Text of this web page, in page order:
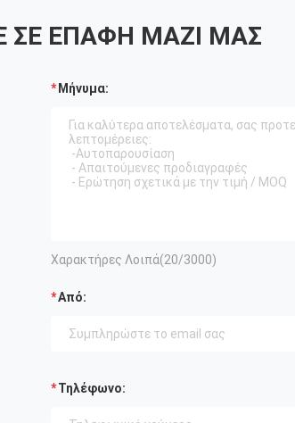
ΣΕ ΕΠΑΦΉ ΜΑΖΊ ΜΑΣ
Μήνυμα:
Χαρακτήρες Λοιπά(20/3000)
Από:
Τηλέφωνο: